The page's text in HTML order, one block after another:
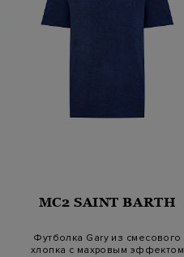
MC2 SAINT BARTH
Футболка Gary из смесового
хлопка с махровым эффектом